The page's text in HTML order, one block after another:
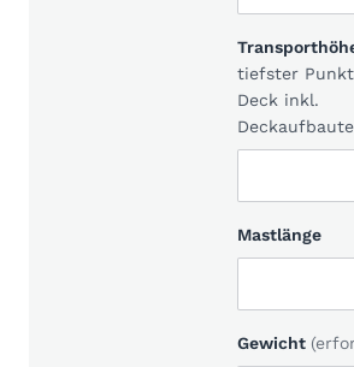
tiefster
Deck inkl.
Mastlänge
Gewicht